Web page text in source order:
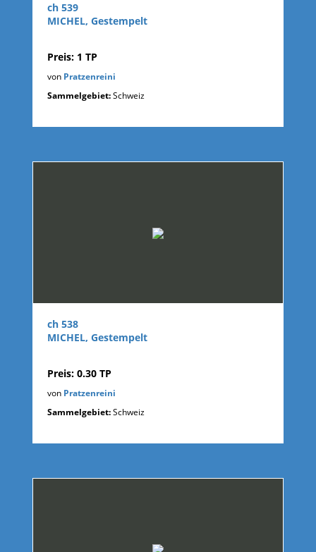
ch 539
MICHEL, Gestempelt
Preis: 1 TP
von Pratzenreini
Sammelgebiet:Schweiz
ch 538
MICHEL, Gestempelt
Preis: 0.30 TP
von Pratzenreini
Sammelgebiet:Schweiz